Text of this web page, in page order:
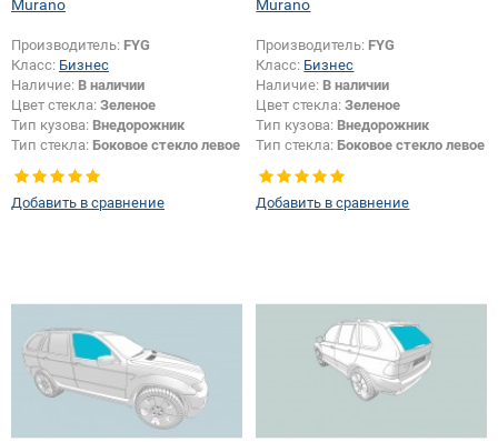
Murano
Производитель: FYG
Класс: Бизнес
Наличие: В наличии
Цвет стекла: Зеленое
Тип кузова: Внедорожник
Тип стекла: Боковое стекло левое
Добавить в сравнение
Murano
Производитель: FYG
Класс: Бизнес
Наличие: В наличии
Цвет стекла:Зеленое
Тип кузова: Внедорожник
Тип стекла: Боковое стекло левое
Добавить в сравнение